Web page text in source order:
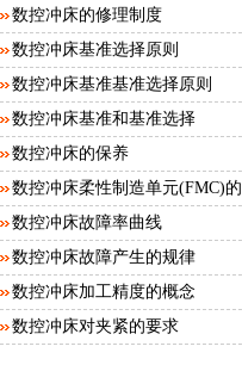
数控冲床的修理制度
数控冲床基准选择原则
数控冲床基准基准选择原则
数控冲床基准和基准选择
数控冲床的保养
数控冲床柔性制造单元(FMC)的
工...
数控冲床故障率曲线
数控冲床故障产生的规律
数控冲床加工精度的概念
数控冲床对夹紧的要求